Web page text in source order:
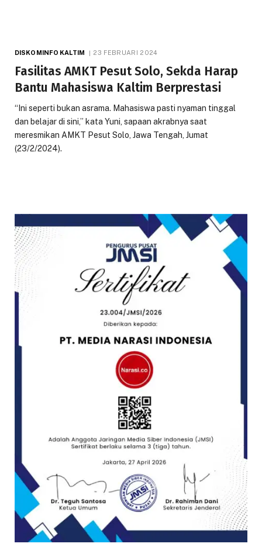
DISKOMINFO KALTIM 23 FEBRUARI 2024
Fasilitas AMKT Pesut Solo, Sekda Harap
Bantu Mahasiswa Kaltim Berprestasi
“Ini seperti bukan asrama. Mahasiswa pasti nyaman tinggal
dan belajar di sini,” kata Yuni, sapaan akrabnya saat
meresmikan AMKT Pesut Solo, Jawa Tengah, Jumat
(23/2/2024).